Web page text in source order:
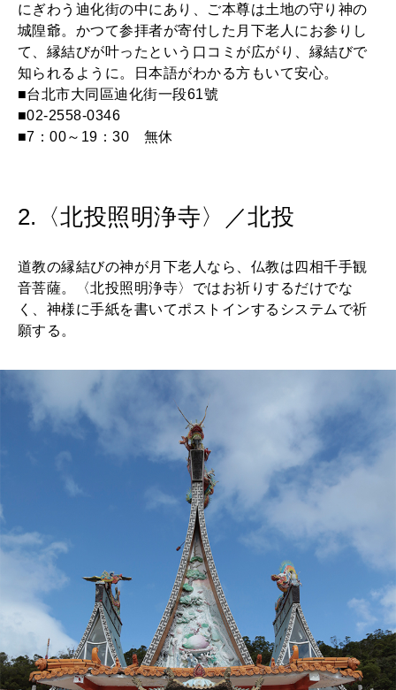
にぎわう迪化街の中にあり、ご本尊は土地の守り神の
城隍爺。かつて参拝者が寄付した月下老人にお参りし
て、縁結びが叶ったという口コミが広がり、縁結びで
知られるように。日本語がわかる方もいて安心。
■台北市大同區迪化街一段61號
■02-2558-0346
■7：00～19：30 無休
2.〈北投照明浄寺〉／北投
道教の縁結びの神が月下老人なら、仏教は四相千手観
音菩薩。〈北投照明浄寺〉ではお祈りするだけでな
く、神様に手紙を書いてポストインするシステムで祈
願する。